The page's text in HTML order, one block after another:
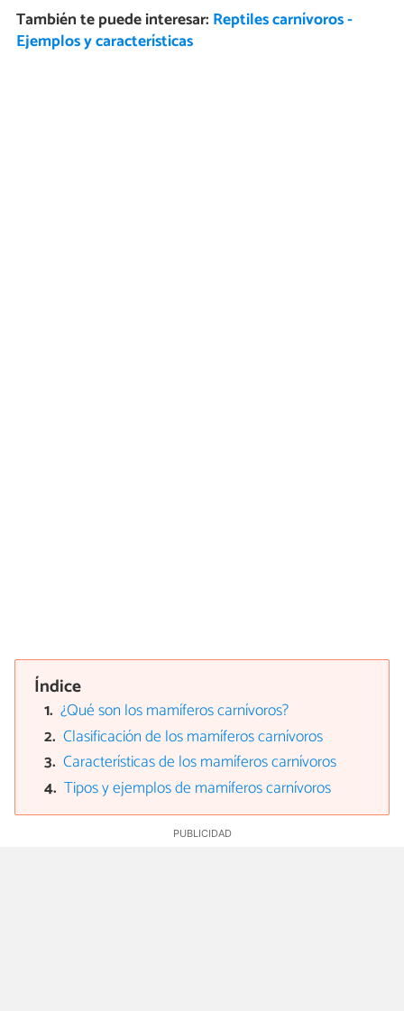
También te puede interesar: Reptiles carnívoros -
Ejemplos y características
Índice
¿Qué son los mamíferos carnívoros?
Clasificación de los mamíferos carnívoros
Características de los mamíferos carnívoros
Tipos y ejemplos de mamíferos carnívoros